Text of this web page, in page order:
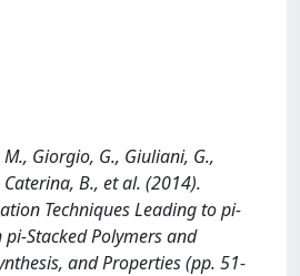
Giorgio, G., Giuliani, G.,
B., et al. (2014).
Techniques Leading to pi-
Stacked Polymers and
and Properties (pp. 51-